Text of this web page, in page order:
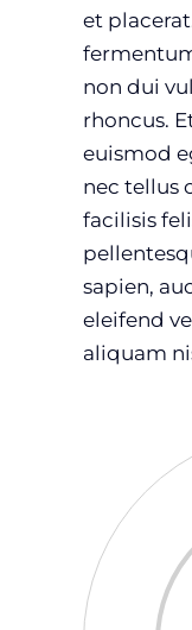
et
non dui
rhoncus.
euismod
nec tellus
facilisis
sapien,
eleifend
aliquam